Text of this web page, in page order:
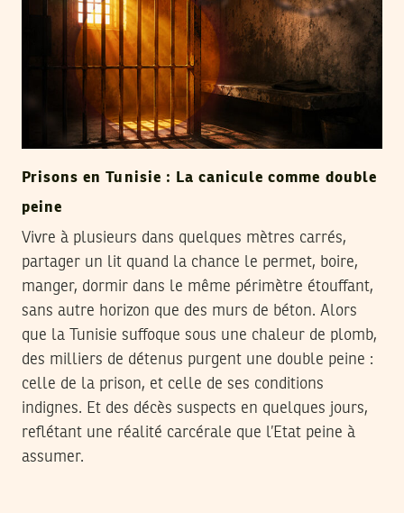
Prisons en Tunisie : La canicule comme double
peine
Vivre à plusieurs dans quelques mètres carrés,
partager un lit quand la chance le permet, boire,
manger, dormir dans le même périmètre étouffant,
sans autre horizon que des murs de béton. Alors
que la Tunisie suffoque sous une chaleur de plomb,
des milliers de détenus purgent une double peine :
celle de la prison, et celle de ses conditions
indignes. Et des décès suspects en quelques jours,
reflétant une réalité carcérale que l’Etat peine à
assumer.